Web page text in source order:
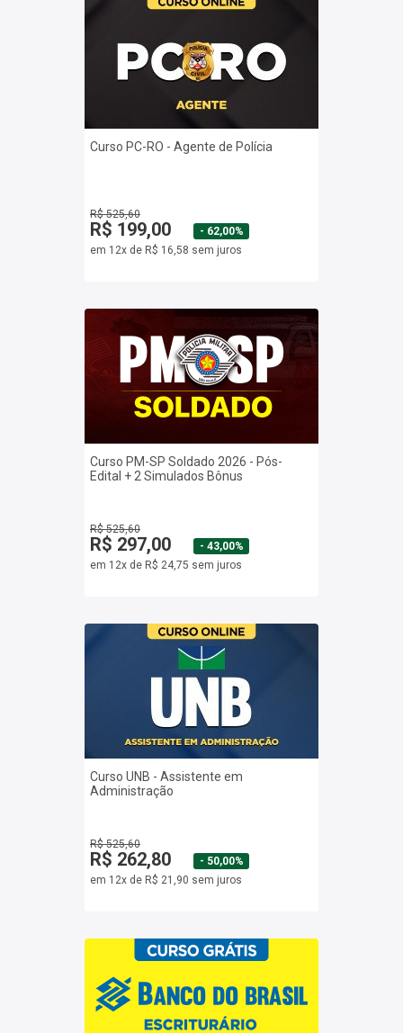
Curso PC-RO - Agente de Polícia
R$ 525,60
R$ 199,00
- 62,00%
em 12x de R$ 16,58 sem juros
Curso PM-SP Soldado 2026 - Pós-
Edital + 2 Simulados Bônus
R$ 525,60
R$ 297,00
- 43,00%
em 12x de R$ 24,75 sem juros
Curso UNB - Assistente em
Administração
R$ 525,60
R$ 262,80
- 50,00%
em 12x de R$ 21,90 sem juros